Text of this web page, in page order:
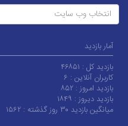
انتخاب وب سایت
آمار بازدید
بازدید کل : ۴۶۸۵۱
کاربران آنلاین : ۶
بازدید امروز : ۸۵۲
بازدید دیروز : ۱۸۴۹
میانگین بازدید ۳۰ روز گذشته :
۱۵۶۲